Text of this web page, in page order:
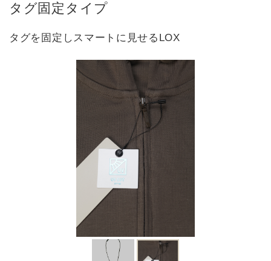
タグ固定タイプ
タグを固定しスマートに見せるLOX